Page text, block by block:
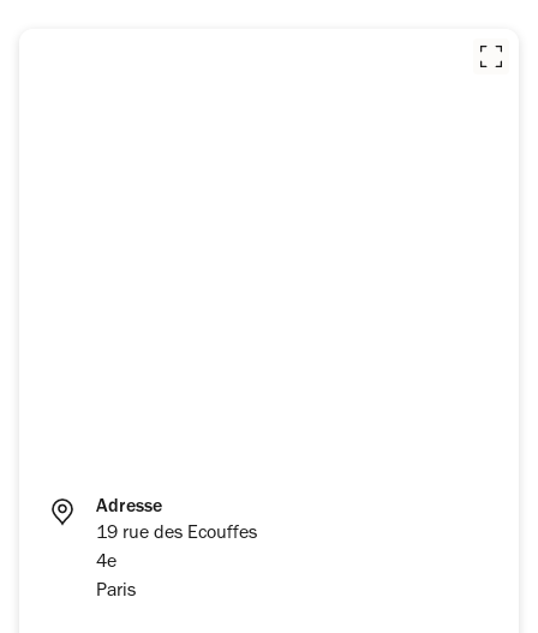
Adresse
19 rue des Ecouffes
4e
Paris